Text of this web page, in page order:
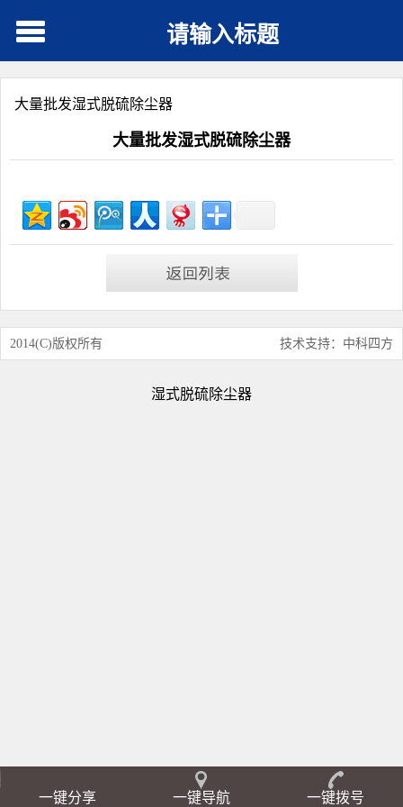
请输入标题
大量批发湿式脱硫除尘器
大量批发湿式脱硫除尘器
2014(C)版权所有 技术支持：中科四方
湿式脱硫除尘器
一键分享 一键导航 一键拨号